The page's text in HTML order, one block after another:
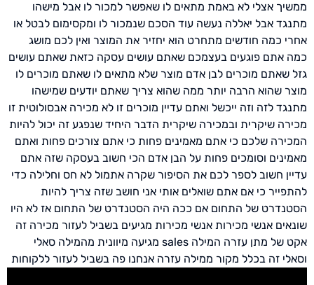
ממשיך אצלי לא באמת מתאים לו שאפשר למכור לו אבל מישהו
מתנגד אבל יאללה נעשה עוד הסכם שנמכור לו ומקסימום לבטל או
אחרי כמה חודשים מתחרט הוא יחזיר את המוצר ואין לכם מושג
כמה אתם פוגעים בעצמכם שאתם עושים עסקה כזאת שאתם עושים
גזל שאתם מוכרים לבן אדם מוצר שלא מתאים לו שאתם מוכרים לו
מוצר שהוא הרבה יותר ממה שהוא צריך שאתם יודעים שמישהו
מתנגד לזה וזה ייכשל ואתם עדיין מוכרים זו לא מכירה אבסולוטית זו
מכירה שיקרית ובמכירה שיקרית הדבר היחיד שנפגע זה יכול להיות
המכירה שלכם כי אתם מאמינים פחות כי אתם צורכים פחות ואתם
מאמינים וסומכים פחות על הבן אדם הכי חשוב בעסקה שזה אתם
עדיין חשוב לספר לכם את הסיפור שקרה אתמול לא חס וחלילה כדי
להתפייר כי אם אתם שואלים אותי אני חושב שזה צריך להיות
הסטנדרט של התחום אם ככה היה הסטנדרט של התחום אז לא היו
שונאים אנשי מכירות אנשי מכירות מגיעים בשביל לעזור מכירה זה
אקט של מתן עזרה המילה sales מגיעה מיוונית מהמילה סאלי
וסאלי זה בכלל מקור ממילה עזרה אנחנו פה בשביל לעזור ללקוחות